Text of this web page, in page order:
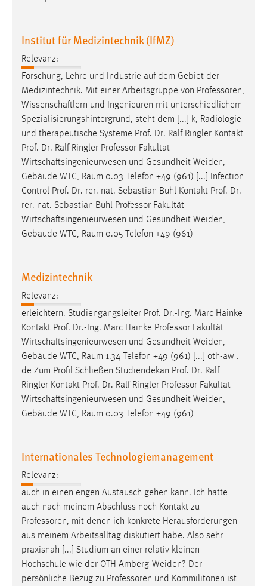
Institut für Medizintechnik (IfMZ)
Relevanz:
Forschung, Lehre und Industrie auf dem Gebiet der
Medizintechnik. Mit einer Arbeitsgruppe von Professoren,
Wissenschaftlern und Ingenieuren mit unterschiedlichem
Spezialisierungshintergrund, steht dem [...] k, Radiologie
und therapeutische Systeme Prof. Dr. Ralf Ringler Kontakt
Prof. Dr. Ralf Ringler Professor Fakultät
Wirtschaftsingenieurwesen und Gesundheit Weiden,
Gebäude WTC, Raum 0.03 Telefon +49 (961) [...] Infection
Control Prof. Dr. rer. nat. Sebastian Buhl Kontakt Prof. Dr.
rer. nat. Sebastian Buhl Professor Fakultät
Wirtschaftsingenieurwesen und Gesundheit Weiden,
Gebäude WTC, Raum 0.05 Telefon +49 (961)
Medizintechnik
Relevanz:
erleichtern. Studiengangsleiter Prof. Dr.-Ing. Marc Hainke
Kontakt Prof. Dr.-Ing. Marc Hainke Professor Fakultät
Wirtschaftsingenieurwesen und Gesundheit Weiden,
Gebäude WTC, Raum 1.34 Telefon +49 (961) [...] oth-aw .
de Zum Profil Schließen Studiendekan Prof. Dr. Ralf
Ringler Kontakt Prof. Dr. Ralf Ringler Professor Fakultät
Wirtschaftsingenieurwesen und Gesundheit Weiden,
Gebäude WTC, Raum 0.03 Telefon +49 (961)
Internationales Technologiemanagement
Relevanz:
auch in einen engen Austausch gehen kann. Ich hatte
auch nach meinem Abschluss noch Kontakt zu
Professoren, mit denen ich konkrete Herausforderungen
aus meinem Arbeitsalltag diskutiert habe. Also sehr
praxisnah [...] Studium an einer relativ kleinen
Hochschule wie der OTH Amberg-Weiden? Der
persönliche Bezug zu Professoren und Kommilitonen ist
EXTERNE MEDIEN
Plattformen anzeigen zu können, werden von diesen
YouTube
Vimeo